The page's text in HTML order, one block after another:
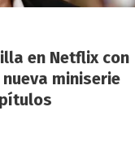
en Netflix con
miniserie